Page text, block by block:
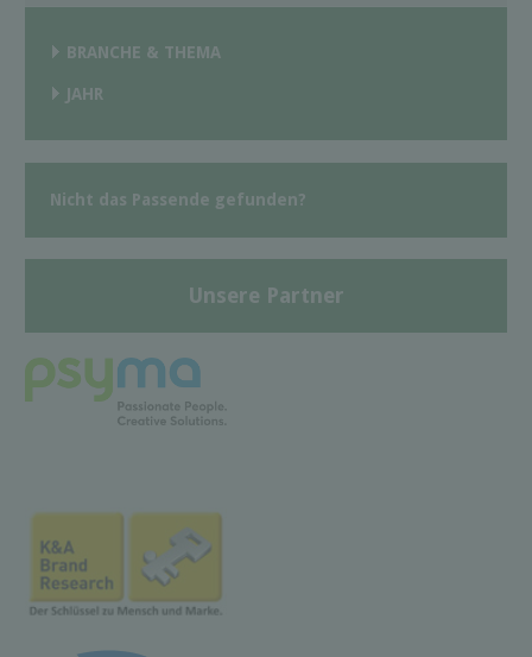
BRANCHE & THEMA
JAHR
Nicht das Passende gefunden?
Unsere Partner